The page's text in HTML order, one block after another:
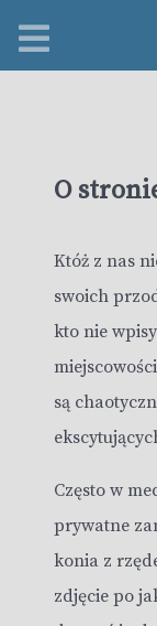
O
Któż z nas
swoich
kto nie
są
Często w
prywatne
konia z
zdjęcie po